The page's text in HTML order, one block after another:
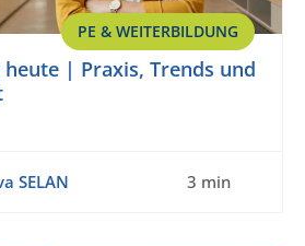
PE & WEITERBILDUNG
heute | Praxis, Trends und
SELAN 3 min